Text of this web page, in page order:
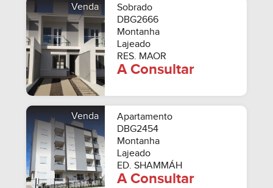
Venda
Sobrado
DBG2666
Montanha
Lajeado
RES. MAOR
A Consultar
Venda
Apartamento
DBG2454
Montanha
Lajeado
ED. SHAMMÁH
A Consultar